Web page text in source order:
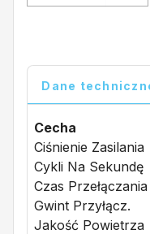
Dane
Cecha
Ciśnienie Zasilania
Cykli Na Sekundę
Czas Przełączania
Gwint Przyłącz.
Jakość Powietrza